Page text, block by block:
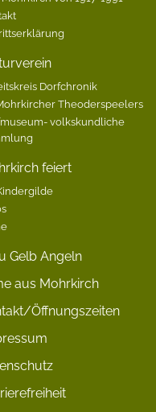
Dorfchronik
Theoderspeelers
volkskundliche
feiert
Gelb Angeln
aus Mohrkirch
Öffnungszeiten